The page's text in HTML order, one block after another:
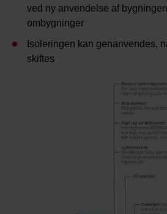
ved ny anvendelse af
ombygninger
Isoleringen kan genanvendes,
skiftes